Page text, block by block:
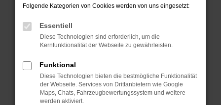
Prüfe deine Browsererweiterungen.
können das Laden bestimmter Seiten
verhindern. Funktioniert die Seite in einem
anderen Browser oder in einem privaten
Starte dein Gerät neu.
Das kann manchmal helfen, vorübergehende
Probleme zu beheben.
Folgende Kategorien von Cookies werden von uns eingesetzt:
Essentiell
Diese Technologien sind erforderlich, um die
Kernfunktionalität der Webseite zu gewährleisten.
Funktional
Diese Technologien bieten die bestmögliche Funktionalität
der Webseite. Services von Drittanbietern wie Google
Maps, Chats, Fahrzeugbewertungssystem und weitere
werden aktiviert.